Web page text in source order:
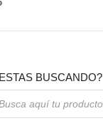
BUSCANDO?